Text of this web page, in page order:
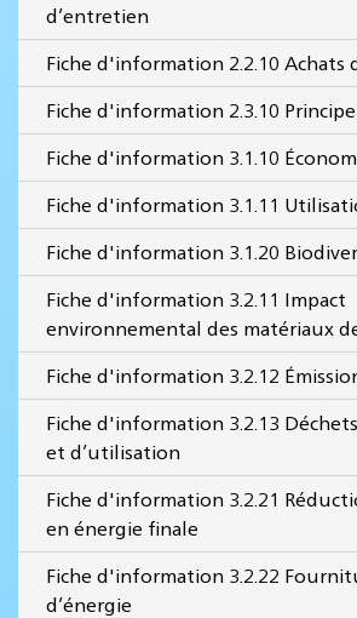
d’entretien
Fiche d'information 2.2.10 Achats
Fiche d'information 2.3.10
Fiche d'information 3.1.10
Fiche d'information 3.1.11
Fiche d'information 3.1.20
Fiche d'information 3.2.11 Impact
environnemental des matériaux
Fiche d'information 3.2.12
Fiche d'information 3.2.13
et d’utilisation
Fiche d'information 3.2.21
en énergie finale
Fiche d'information 3.2.22
d’énergie